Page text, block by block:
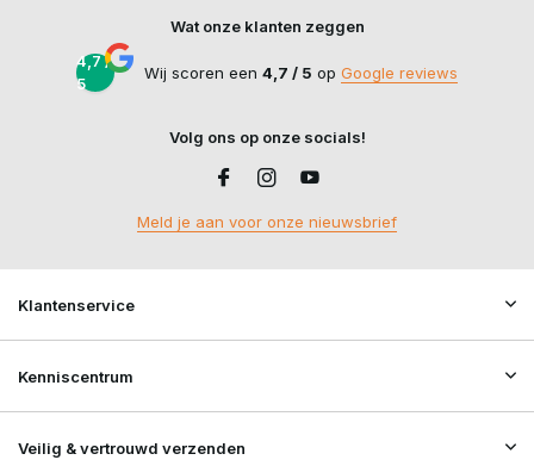
Wat onze klanten zeggen
4,7 /
5
Wij scoren een 4,7 / 5 op Google reviews
Volg ons op onze socials!
Meld je aan voor onze nieuwsbrief
Klantenservice
Kenniscentrum
Veilig & vertrouwd verzenden